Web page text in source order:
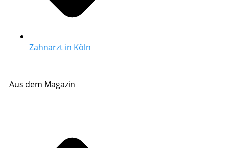
Zahnarzt in Köln
Aus dem Magazin